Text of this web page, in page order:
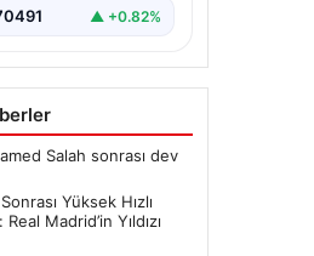
▲ +0.82%
Salah sonrası dev
Yüksek Hızlı
Madrid’in Yıldızı